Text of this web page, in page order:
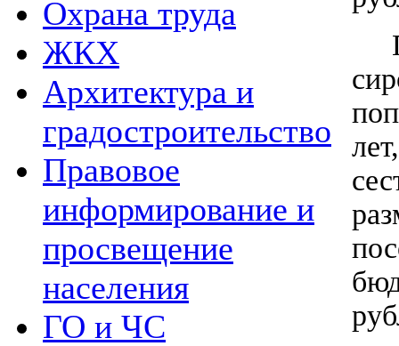
Охрана труда
ЖКХ
Архитектура и
градостроительство
Правовое
информирование и
просвещение
населения
ГО и ЧС